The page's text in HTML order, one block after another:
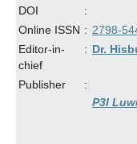
DOI
:
Online ISSN : 2798-
Editor-in-
chief
: Dr.
Publisher
:
P3I